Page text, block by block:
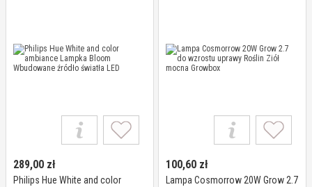
289,00 zł
Philips Hue White and color
100,60 zł
Lampa Cosmorrow 20W Grow 2.7